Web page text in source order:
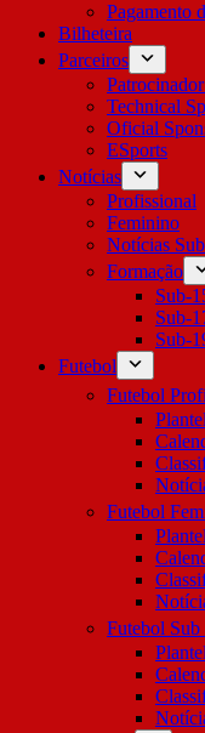
Pagamento
Bilheteira
Parceiros
Technical
Oficial
ESports
Notícias
Profissional
Feminino
Notícias
Formação
Sub-
Sub-
Sub-
Futebol
Futebol
Plantel
Futebol
Plantel
Futebol Sub
Plantel